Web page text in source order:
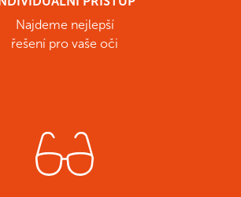
Najdeme nejlepší
řešení pro vaše oči